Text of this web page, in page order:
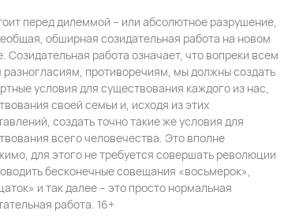
перед дилеммой – или абсолютное разрушение,
обширная созидательная работа на новом
Созидательная работа означает, что вопреки всем
противоречиям, мы должны создать
условия для существования каждого из нас,
своей семьи и, исходя из этих
создать точно такие же условия для
всего человечества. Это вполне
для этого не требуется совершать революции
бесконечные совещания «восьмерок»,
и так далее – это просто нормальная
работа. 16+